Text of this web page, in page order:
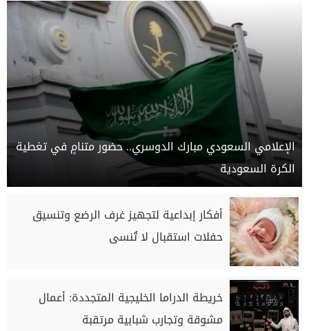
الإعلامي السعودي مبارك الدوسري.. حضور متنامٍ في تغطية
الكرة السعودية
أفكار إبداعية لتجهيز غرف الرضع وتنسيق
حفلات استقبال لا تُنسى
خريطة الدراما الخليجية المتجددة: أعمال
مشوقة وتجارب شبابية مرتقبة